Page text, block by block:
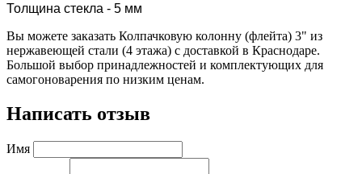
Толщина стекла - 5 мм
Вы можете заказать Колпачковую колонну (флейта) 3" из
нержавеющей стали (4 этажа) с доставкой в Краснодаре.
Большой выбор принадлежностей и комплектующих для
самогоноварения по низким ценам.
Написать отзыв
Имя